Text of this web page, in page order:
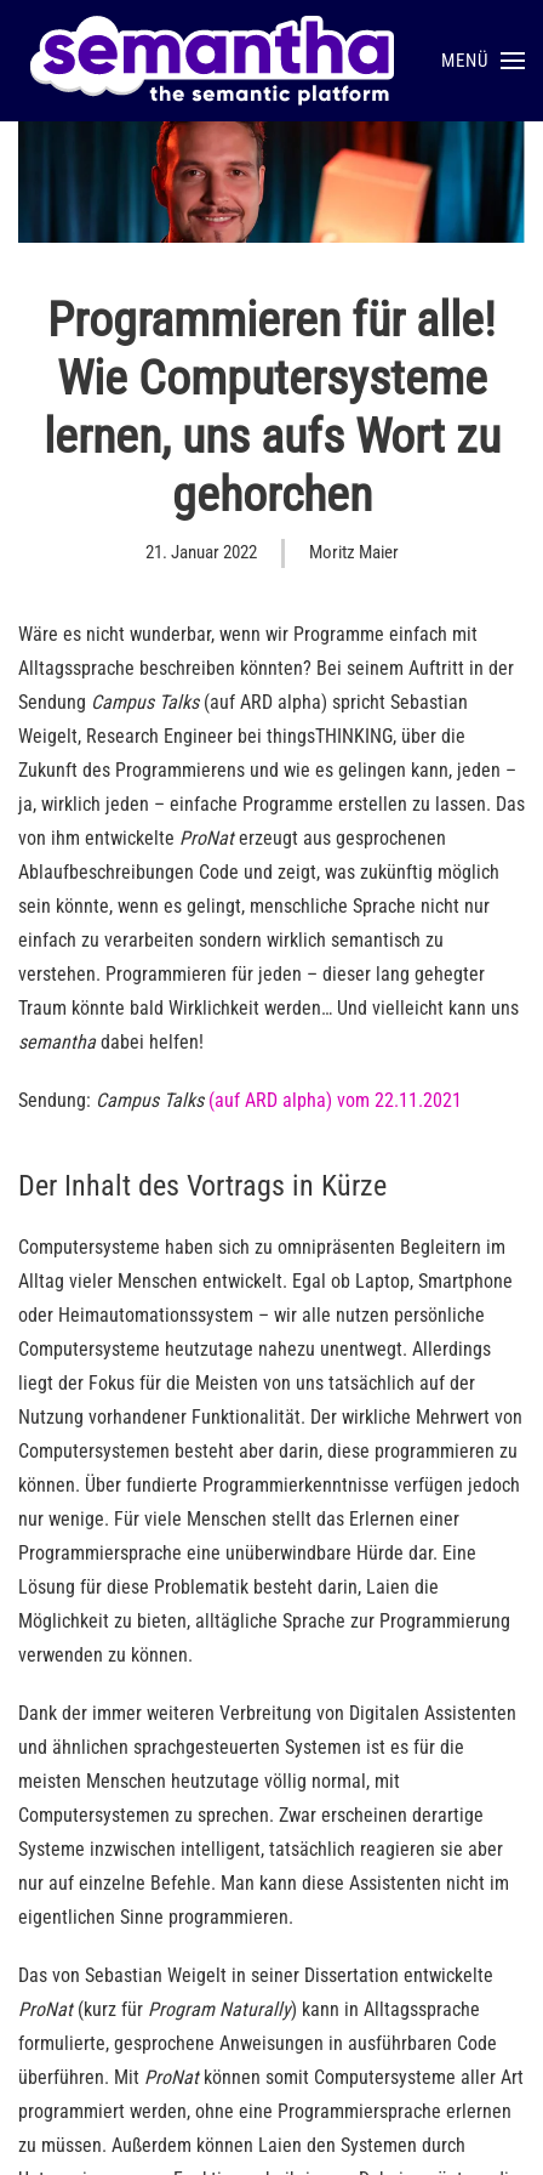
Skip to main content MENÜ
Programmieren für alle!
Wie Computersysteme
lernen, uns aufs Wort zu
gehorchen
21. Januar 2022 Moritz Maier
Wäre es nicht wunderbar, wenn wir Programme einfach mit
Alltagssprache beschreiben könnten? Bei seinem Auftritt in der
Sendung Campus Talks(auf ARD alpha) spricht Sebastian
Weigelt, Research Engineer bei thingsTHINKING, über die
Zukunft des Programmierens und wie es gelingen kann, jeden –
ja, wirklich jeden – einfache Programme erstellen zu lassen. Das
von ihm entwickelte ProNaterzeugt aus gesprochenen
Ablaufbeschreibungen Code und zeigt, was zukünftig möglich
sein könnte, wenn es gelingt, menschliche Sprache nicht nur
einfach zu verarbeiten sondern wirklich semantisch zu
verstehen. Programmieren für jeden – dieser lang gehegter
Traum könnte bald Wirklichkeit werden… Und vielleicht kann uns
semanthadabei helfen!
Sendung: Campus Talks(auf ARD alpha) vom 22.11.2021
Der Inhalt des Vortrags in Kürze
Computersysteme haben sich zu omnipräsenten Begleitern im
Alltag vieler Menschen entwickelt. Egal ob Laptop, Smartphone
oder Heimautomationssystem – wir alle nutzen persönliche
Computersysteme heutzutage nahezu unentwegt. Allerdings
liegt der Fokus für die Meisten von uns tatsächlich auf der
Nutzung vorhandener Funktionalität. Der wirkliche Mehrwert von
Computersystemen besteht aber darin, diese programmieren zu
können. Über fundierte Programmierkenntnisse verfügen jedoch
nur wenige. Für viele Menschen stellt das Erlernen einer
Programmiersprache eine unüberwindbare Hürde dar. Eine
Lösung für diese Problematik besteht darin, Laien die
Möglichkeit zu bieten, alltägliche Sprache zur Programmierung
verwenden zu können.
Dank der immer weiteren Verbreitung von Digitalen Assistenten
und ähnlichen sprachgesteuerten Systemen ist es für die
meisten Menschen heutzutage völlig normal, mit
Computersystemen zu sprechen. Zwar erscheinen derartige
Systeme inzwischen intelligent, tatsächlich reagieren sie aber
nur auf einzelne Befehle. Man kann diese Assistenten nicht im
eigentlichen Sinne programmieren.
Das von Sebastian Weigelt in seiner Dissertation entwickelte
ProNat (kurz für Program Naturally) kann in Alltagssprache
formulierte, gesprochene Anweisungen in ausführbaren Code
überführen. Mit ProNat können somit Computersysteme aller Art
programmiert werden, ohne eine Programmiersprache erlernen
zu müssen. Außerdem können Laien den Systemen durch